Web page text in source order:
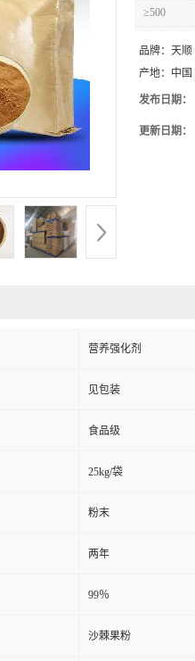
≥500
品牌： 天顺
产地： 中国
发布日期：
更新日期：
营养强化剂
见包装
食品级
25kg/袋
粉末
两年
99％
沙棘果粉